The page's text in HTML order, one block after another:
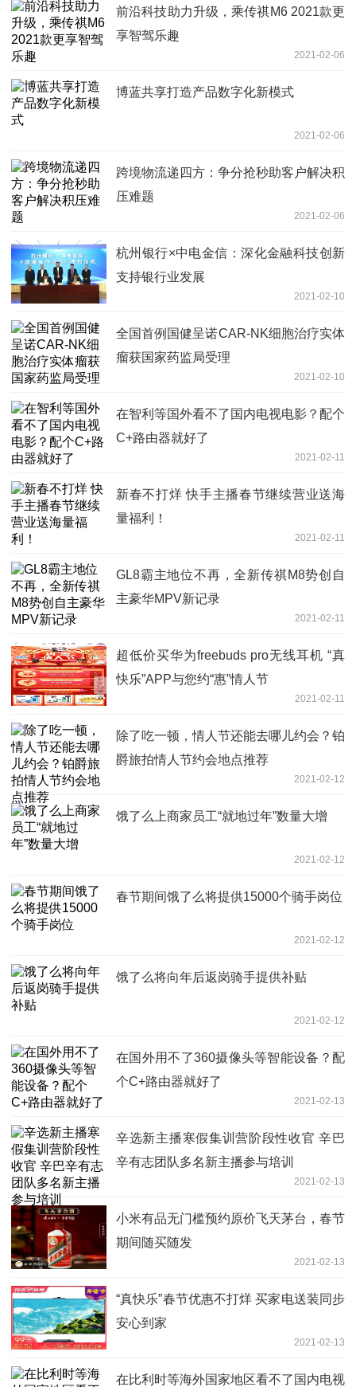
前沿科技助力升级，乘传祺M6 2021款更
享智驾乐趣
2021-02-06
博蓝共享打造产品数字化新模式
2021-02-06
跨境物流递四方：争分抢秒助客户解决积
压难题
2021-02-06
杭州银行×中电金信：深化金融科技创新
支持银行业发展
2021-02-10
全国首例国健呈诺CAR-NK细胞治疗实体
瘤获国家药监局受理
2021-02-10
在智利等国外看不了国内电视电影？配个
C+路由器就好了
2021-02-11
新春不打烊 快手主播春节继续营业送海
量福利！
2021-02-11
GL8霸主地位不再，全新传祺M8势创自
主豪华MPV新记录
2021-02-11
超低价买华为freebuds pro无线耳机 “真
快乐”APP与您约“惠”情人节
2021-02-11
除了吃一顿，情人节还能去哪儿约会？铂
爵旅拍情人节约会地点推荐
2021-02-12
饿了么上商家员工“就地过年”数量大增
2021-02-12
春节期间饿了么将提供15000个骑手岗位
2021-02-12
饿了么将向年后返岗骑手提供补贴
2021-02-12
在国外用不了360摄像头等智能设备？配
个C+路由器就好了
2021-02-13
辛选新主播寒假集训营阶段性收官 辛巴
辛有志团队多名新主播参与培训
2021-02-13
小米有品无门槛预约原价飞天茅台，春节
期间随买随发
2021-02-13
“真快乐”春节优惠不打烊 买家电送装同步
安心到家
2021-02-13
在比利时等海外国家地区看不了国内电视